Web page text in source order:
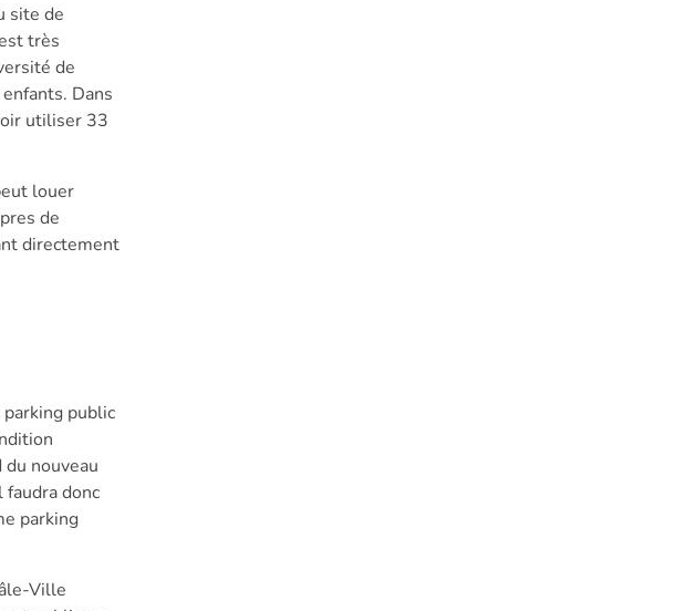
site de
très
de
Dans
utiliser 33
louer
de
directement
public
nouveau
donc
parking
Ville